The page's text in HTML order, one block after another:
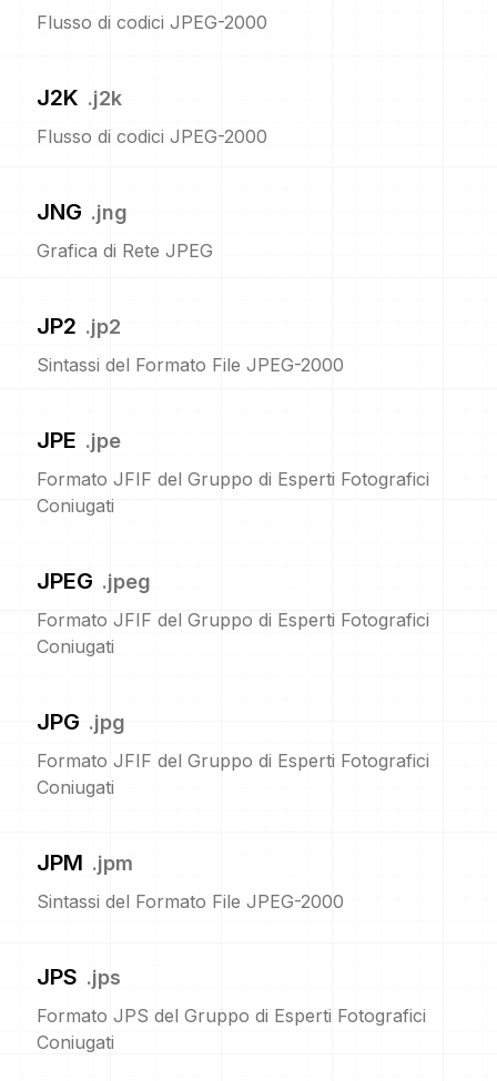
Flusso di codici JPEG-2000
J2K .j2k
Flusso di codici JPEG-2000
JNG .jng
Grafica di Rete JPEG
JP2 .jp2
Sintassi del Formato File JPEG-2000
JPE .jpe
Formato JFIF del Gruppo di Esperti Fotografici
Coniugati
JPEG .jpeg
Formato JFIF del Gruppo di Esperti Fotografici
Coniugati
JPG .jpg
Formato JFIF del Gruppo di Esperti Fotografici
Coniugati
JPM .jpm
Sintassi del Formato File JPEG-2000
JPS .jps
Formato JPS del Gruppo di Esperti Fotografici
Coniugati